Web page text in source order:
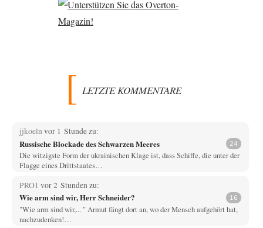
LETZTE KOMMENTARE
jjkoeln vor 1 Stunde zu:
Russische Blockade des Schwarzen Meeres 24
Die witzigste Form der ukrainischen Klage ist, dass Schiffe, die unter der
Flagge eines Drittstaates…
PRO1 vor 2 Stunden zu:
Wie arm sind wir, Herr Schneider? 16
"Wie arm sind wir,... " Armut fängt dort an, wo der Mensch aufgehört hat,
nachzudenken!…